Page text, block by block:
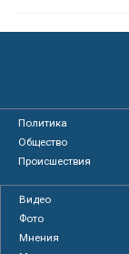
Политика
Общество
Происшествия
Видео
Фото
Мнения